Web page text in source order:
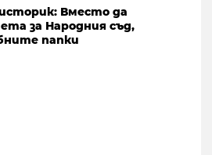
Вместо да
за Народния съд,
папки